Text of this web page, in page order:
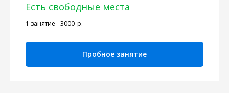
Есть свободные места
1 занятие - 3000 р.
Пробное занятие